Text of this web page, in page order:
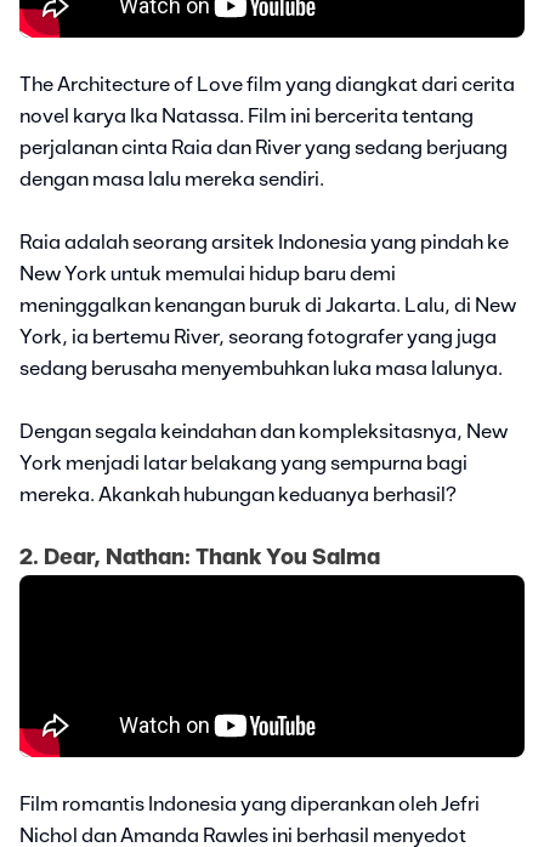
The Architecture of Love film yang diangkat dari cerita
novel karya Ika Natassa. Film ini bercerita tentang
perjalanan cinta Raia dan River yang sedang berjuang
dengan masa lalu mereka sendiri.
Raia adalah seorang arsitek Indonesia yang pindah ke
New York untuk memulai hidup baru demi
meninggalkan kenangan buruk di Jakarta. Lalu, di New
York, ia bertemu River, seorang fotografer yang juga
sedang berusaha menyembuhkan luka masa lalunya.
Dengan segala keindahan dan kompleksitasnya, New
York menjadi latar belakang yang sempurna bagi
mereka. Akankah hubungan keduanya berhasil?
2. Dear, Nathan: Thank You Salma
Film romantis Indonesia yang diperankan oleh Jefri
Nichol dan Amanda Rawles ini berhasil menyedot